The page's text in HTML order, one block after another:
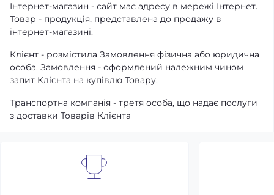
Інтернет-магазин - сайт має адресу в мережі Інтернет.
Товар - продукція, представлена ​​до продажу в
інтернет-магазині.
Клієнт - розмістила Замовлення фізична або юридична
особа. Замовлення - оформлений належним чином
запит Клієнта на купівлю Товару.
Транспортна компанія - третя особа, що надає послуги
з доставки Товарів Клієнта